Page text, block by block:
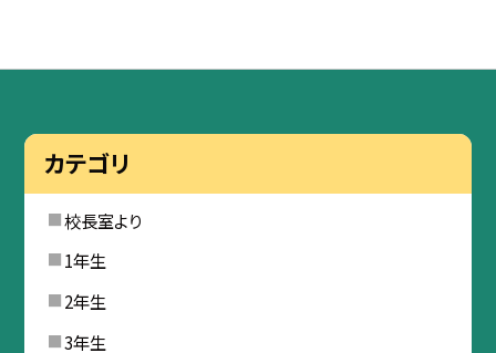
カテゴリ
校長室より
1年生
2年生
3年生